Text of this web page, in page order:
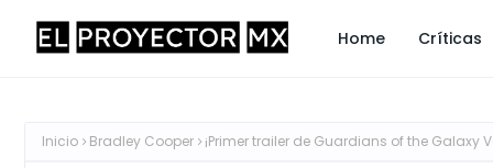
Home Críticas
Inicio Bradley Cooper ¡Primer trailer de Guardians of the Galaxy